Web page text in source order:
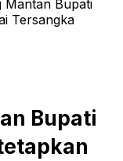
Mantan Bupati
Tersangka
Bupati